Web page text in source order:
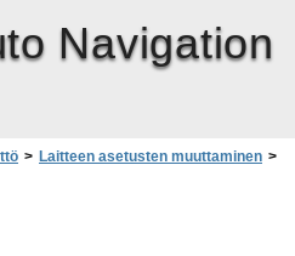
Navigation
> Laitteen asetusten muuttaminen >